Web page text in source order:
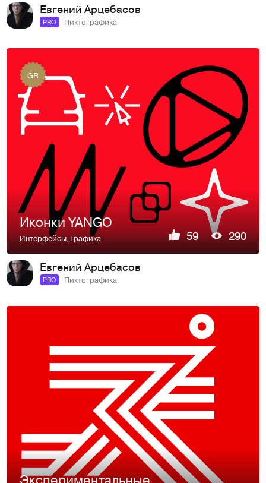
Евгений Арцебасов
PRO Пиктографика
GR
Иконки YANGO
Интерфейсы,Графика 59 290
Евгений Арцебасов
PRO Пиктографика